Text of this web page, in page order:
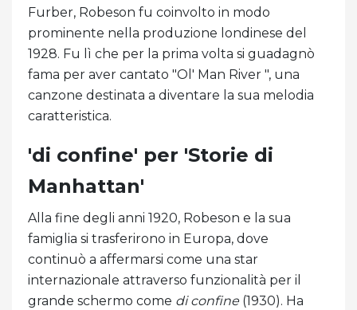
Furber, Robeson fu coinvolto in modo
prominente nella produzione londinese del
1928. Fu lì che per la prima volta si guadagnò
fama per aver cantato "Ol' Man River ", una
canzone destinata a diventare la sua melodia
caratteristica.
'di confine' per 'Storie di
Manhattan'
Alla fine degli anni 1920, Robeson e la sua
famiglia si trasferirono in Europa, dove
continuò a affermarsi come una star
internazionale attraverso funzionalità per il
grande schermo come di confine (1930). Ha